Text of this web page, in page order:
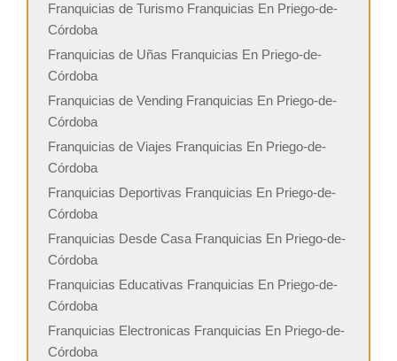
Franquicias de Turismo Franquicias En Priego-de-
Córdoba
Franquicias de Uñas Franquicias En Priego-de-
Córdoba
Franquicias de Vending Franquicias En Priego-de-
Córdoba
Franquicias de Viajes Franquicias En Priego-de-
Córdoba
Franquicias Deportivas Franquicias En Priego-de-
Córdoba
Franquicias Desde Casa Franquicias En Priego-de-
Córdoba
Franquicias Educativas Franquicias En Priego-de-
Córdoba
Franquicias Electronicas Franquicias En Priego-de-
Córdoba